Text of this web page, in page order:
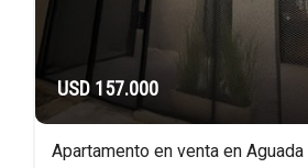
USD 157.000
Apartamento en venta en Aguada